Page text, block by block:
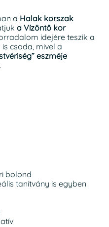
a Halak korszak
a Vízöntő kor
idejére teszik a
csoda, mivel a
eszméje
bolond
tanítvány is egyben